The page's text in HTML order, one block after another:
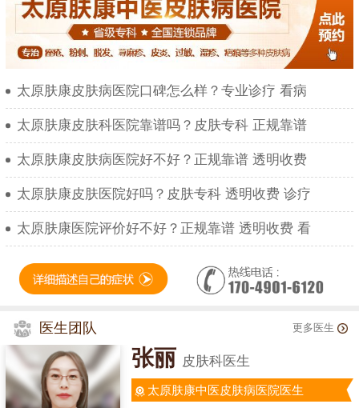
太原肤康皮肤病医院口碑怎么样？专业诊疗 看病
太原肤康皮肤科医院靠谱吗？皮肤专科 正规靠谱
太原肤康皮肤病医院好不好？正规靠谱 透明收费
太原肤康皮肤医院好吗？皮肤专科 透明收费 诊疗
太原肤康医院评价好不好？正规靠谱 透明收费 看
医生团队 更多医生
张丽 皮肤科医生
太原肤康中医皮肤病医院医生